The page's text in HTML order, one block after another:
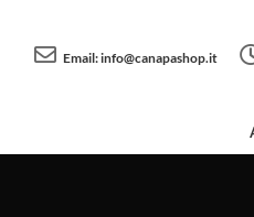
Email:info@canapashop.it